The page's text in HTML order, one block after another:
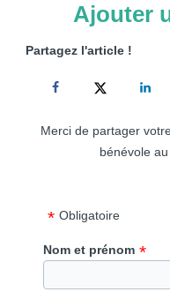
Ajouter
Partagez l'article !
Merci de partager
bénévole
Obligatoire
Nom et prénom